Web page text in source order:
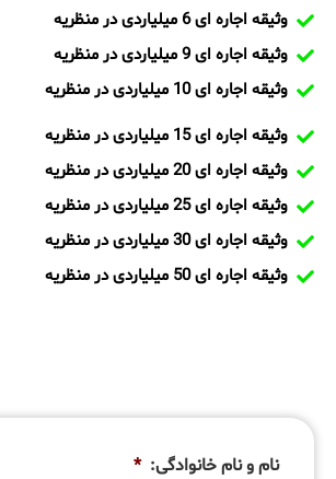
وثیقه اجاره ای 6 میلیاردی در منظریه
وثیقه اجاره ای 9 میلیاردی در منظریه
وثیقه اجاره ای 10 میلیاردی در منظریه
وثیقه اجاره ای 15 میلیاردی در منظریه
وثیقه اجاره ای 20 میلیاردی در منظریه
وثیقه اجاره ای 25 میلیاردی در منظریه
وثیقه اجاره ای 30 میلیاردی در منظریه
وثیقه اجاره ای 50 میلیاردی در منظریه
نام و نام خانوادگی: *